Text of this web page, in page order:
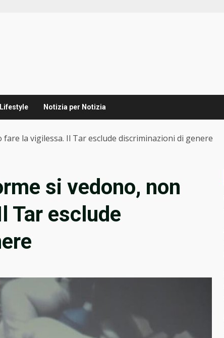
Lifestyle Notizia per Notizia
la vigilessa. Il Tar esclude discriminazioni di genere
si vedono, non
Tar esclude